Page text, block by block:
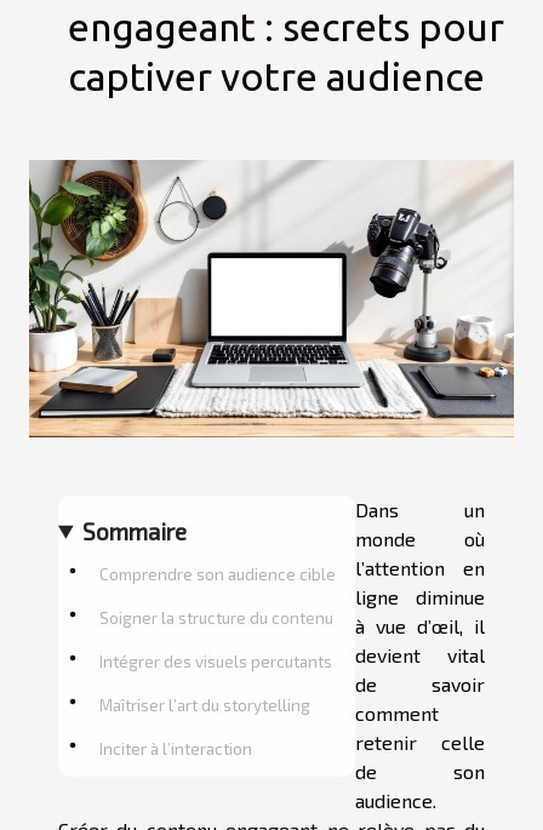
engageant : secrets pour
captiver votre audience
Sommaire
Comprendre son audience cible
Soigner la structure du contenu
Intégrer des visuels percutants
Maîtriser l’art du storytelling
Inciter à l’interaction
Dans un
monde où
l’attention en
ligne diminue
à vue d’œil, il
devient vital
de savoir
comment
retenir celle
de son
audience.